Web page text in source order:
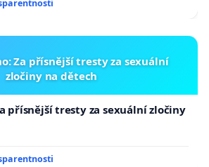
Za přísnější tresty za sexuální
zločiny na dětech
přísnější tresty za sexuální zločiny